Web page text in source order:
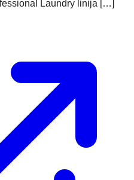
Laundry linija […]